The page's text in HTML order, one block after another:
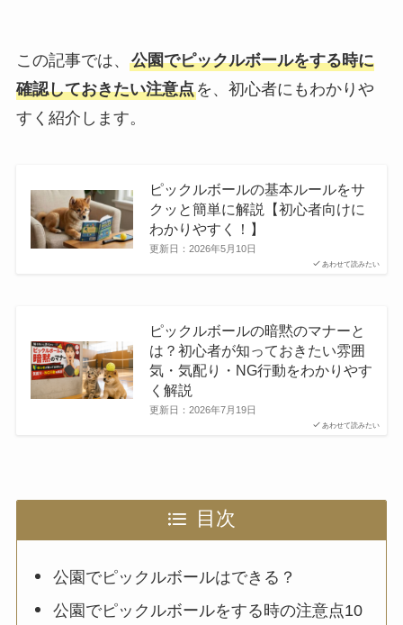
この記事では、 公園でピックルボールをする時に
確認しておきたい注意点を、初心者にもわかりや
すく紹介します。
あわせて読みたい
ピックルボールの基本ルールをサ
クッと簡単に解説【初心者向けに
わかりやすく！】
更新日： 2026年5月10日
あわせて読みたい
ピックルボールの暗黙のマナーと
は？初心者が知っておきたい雰囲
気・気配り・NG行動をわかりやす
く解説
更新日： 2026年7月19日
目次
公園でピックルボールはできる？
公園でピックルボールをする時の注意点10